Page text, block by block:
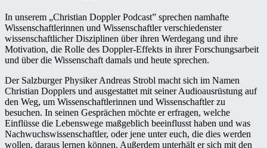
In unserem „Christian Doppler Podcast” sprechen namhafte
Wissenschaftlerinnen und Wissenschaftler verschiedenster
wissenschaftlicher Disziplinen über ihren Werdegang und ihre
Motivation, die Rolle des Doppler-Effekts in ihrer Forschungsarbeit
und über die Wissenschaft damals und heute sprechen.
Der Salzburger Physiker Andreas Strobl macht sich im Namen
Christian Dopplers und ausgestattet mit seiner Audioausrüstung auf
den Weg, um Wissenschaftlerinnen und Wissenschaftler zu
besuchen. In seinen Gesprächen möchte er erfragen, welche
Einflüsse die Lebenswege maßgeblich beeinflusst haben und was
Nachwuchswissenschaftler, oder jene unter euch, die dies werden
wollen, daraus lernen können. Außerdem unterhält er sich mit den